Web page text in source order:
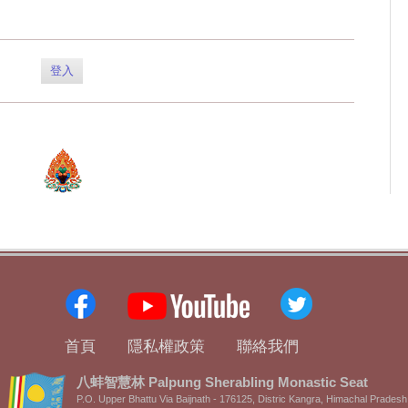
登入
首頁 隱私權政策 聯絡我們
八蚌智慧林 Palpung Sherabling Monastic Seat
P.O. Upper Bhattu Via Baijnath - 176125, Distric Kangra, Himachal